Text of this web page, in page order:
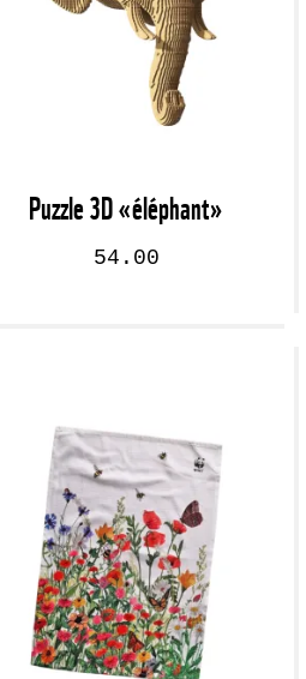
Puzzle 3D «éléphant»
54.00